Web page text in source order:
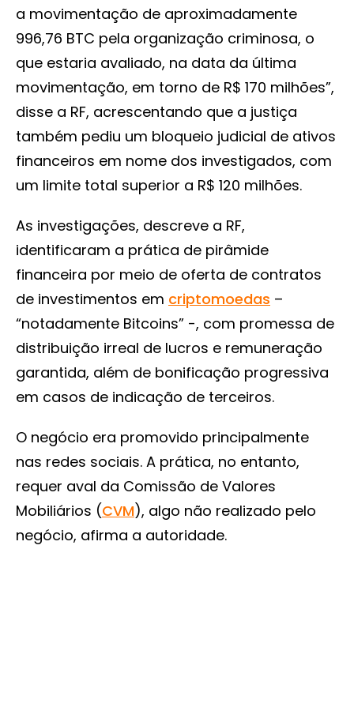
a movimentação de aproximadamente
996,76 BTC pela organização criminosa, o
que estaria avaliado, na data da última
movimentação, em torno de R$ 170 milhões”,
disse a RF, acrescentando que a justiça
também pediu um bloqueio judicial de ativos
financeiros em nome dos investigados, com
um limite total superior a R$ 120 milhões.
As investigações, descreve a RF,
identificaram a prática de pirâmide
financeira por meio de oferta de contratos
de investimentos em criptomoedas –
“notadamente Bitcoins” -, com promessa de
distribuição irreal de lucros e remuneração
garantida, além de bonificação progressiva
em casos de indicação de terceiros.
O negócio era promovido principalmente
nas redes sociais. A prática, no entanto,
requer aval da Comissão de Valores
Mobiliários (CVM), algo não realizado pelo
negócio, afirma a autoridade.